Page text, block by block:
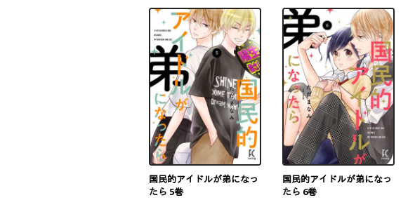
国民的アイドルが弟になっ
たら 5巻
国民的アイドルが弟になっ
たら 6巻